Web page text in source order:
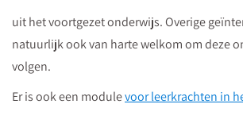
uit het voortgezet onderwijs. Overige
natuurlijk ook van harte welkom om deze
volgen.
Er is ook een modulevoor leerkrachten in